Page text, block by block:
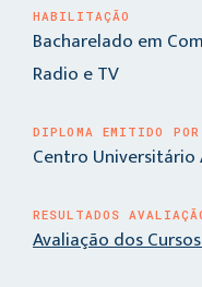
HABILITAÇÃO
Bacharelado em
Radio e TV
DIPLOMA EMITIDO POR
Centro Universitário
RESULTADOS
Avaliação dos